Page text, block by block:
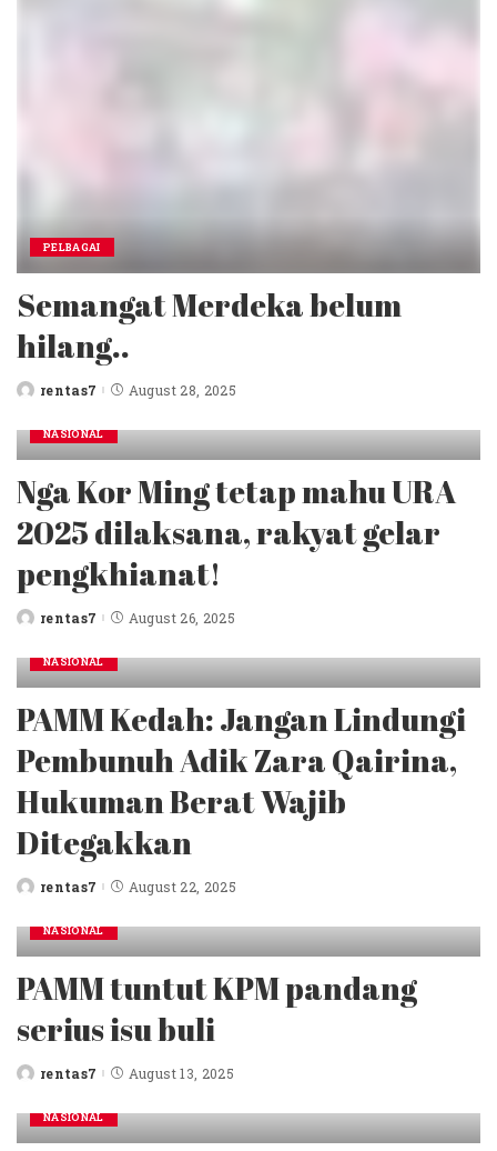
PELBAGAI
Semangat Merdeka belum
hilang..
Postedrentas7 August 28, 2025
NASIONAL
Nga Kor Ming tetap mahu URA
2025 dilaksana, rakyat gelar
pengkhianat!
Postedrentas7 August 26, 2025
NASIONAL
PAMM Kedah: Jangan Lindungi
Pembunuh Adik Zara Qairina,
Hukuman Berat Wajib
Ditegakkan
Postedrentas7 August 22, 2025
NASIONAL
PAMM tuntut KPM pandang
serius isu buli
Postedrentas7 August 13, 2025
NASIONAL